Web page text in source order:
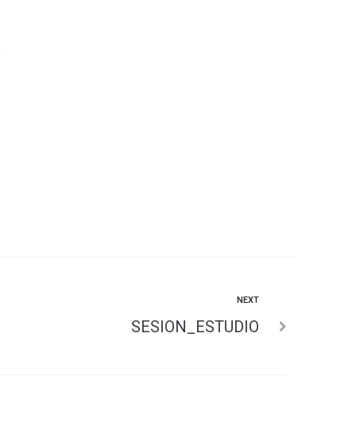
NEXT
SESION_ESTUDIO